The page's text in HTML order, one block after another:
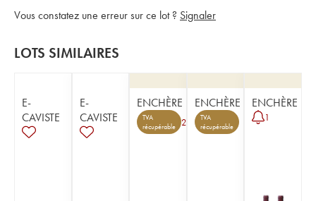
Vous constatez une erreur sur ce lot ? Signaler
LOTS SIMILAIRES
E-
CAVISTE
E-
CAVISTE
ENCHÈRE
TVA
récupérable
2
ENCHÈRE
TVA
récupérable
ENCHÈRE
1